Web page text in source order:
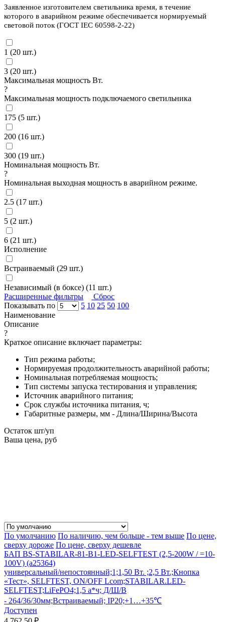
Заявленное изготовителем светильника время, в течение
которого в аварийном режиме обеспечивается нормируемый
световой поток (ГОСТ IEC 60598-2-22)
1 (20 шт.)
3 (20 шт.)
Максимальная мощность Вт.
?
Максимальная мощность подключаемого светильника
175 (5 шт.)
200 (16 шт.)
300 (19 шт.)
Номинальная мощность Вт.
?
Номинальная выходная мощность в аварийном режиме.
2.5 (17 шт.)
5 (2 шт.)
6 (21 шт.)
Исполнение
Встраиваемый (29 шт.)
Независимый (в боксе) (11 шт.)
Расширенные фильтры
Сброс
Показывать по
5 10 25 50 100
Наименование
Описание
?
Краткое описание включает параметры:
Тип режима работы;
Нормируемая продолжительность аварийной работы;
Номинальная потребляемая мощность;
Тип системы запуска тестирования и управления;
Источник аварийного питания;
Срок службы источника питания, ч;
Габаритные размеры, мм - Длина/Ширина/Высота
Остаток шт/уп
Ваша цена, руб
По умолчанию По наличию, чем больше - тем выше По цене,
сверху дороже По цене, сверху дешевле
БАП BS-STABILAR-81-B1-LED-SELFTEST (2,5-200W / =10-
100V) (a25364)
универсальный/непостоянный;1;1,50 Вт. ;2,5 Вт.;Кнопка
«Тест», SELFTEST, ON/OFF Lcom;STABILAR.LED-
SELFTEST;LiFePO4;1,5 а*ч; Д/Ш/В
- 264/36/30мм;Встраиваемый; IP20;+1…+35℃
Доступен